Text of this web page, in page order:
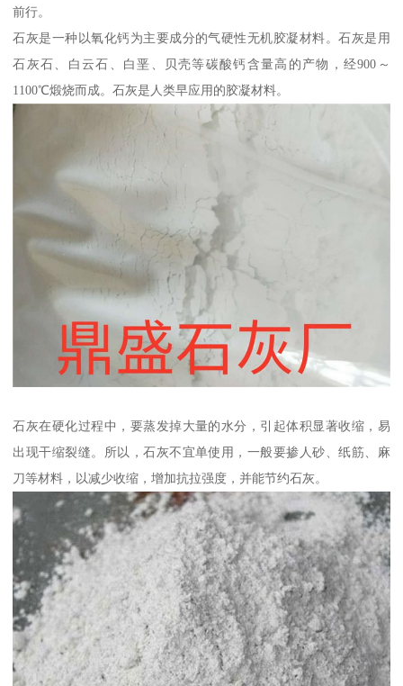
前行。
石灰是一种以氧化钙为主要成分的气硬性无机胶凝材料。石灰是用
石灰石、白云石、白垩、贝壳等碳酸钙含量高的产物，经900～
1100℃煅烧而成。石灰是人类早应用的胶凝材料。
石灰在硬化过程中，要蒸发掉大量的水分，引起体积显著收缩，易
出现干缩裂缝。所以，石灰不宜单使用，一般要掺人砂、纸筋、麻
刀等材料，以减少收缩，增加抗拉强度，并能节约石灰。